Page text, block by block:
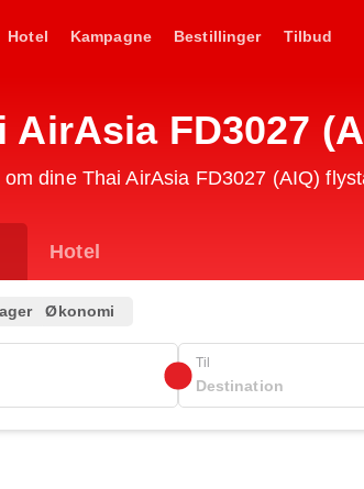
Hotel Kampagne Bestillinger Tilbud
AirAsia FD3027
dine Thai AirAsia FD3027 (AIQ)
Hotel
Økonomi
Til